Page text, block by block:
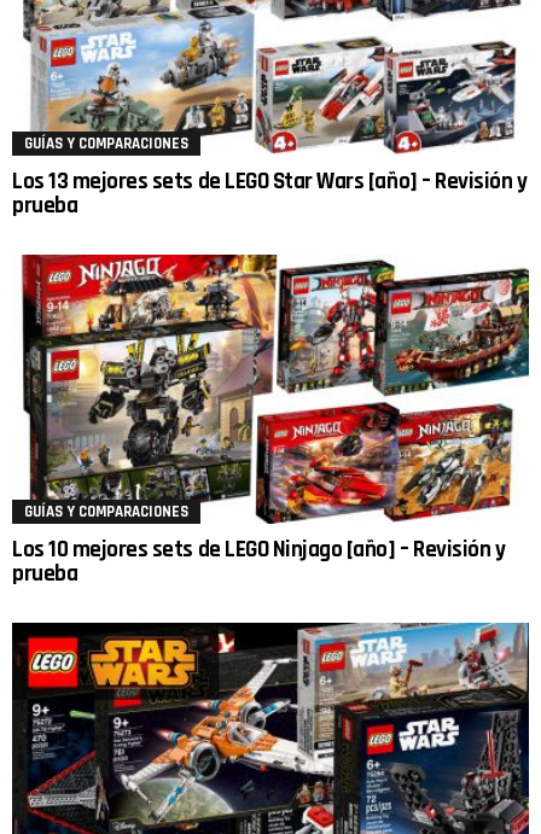
GUÍAS Y COMPARACIONES
Los 13 mejores sets de LEGO Star Wars [año] – Revisión y
prueba
GUÍAS Y COMPARACIONES
Los 10 mejores sets de LEGO Ninjago [año] – Revisión y
prueba